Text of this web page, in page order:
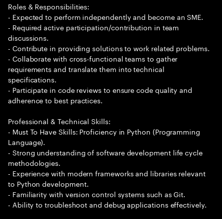
Roles & Responsibilities:
- Expected to perform independently and become an SME.
- Required active participation/contribution in team
discussions.
- Contribute in providing solutions to work related problems.
- Collaborate with cross-functional teams to gather
requirements and translate them into technical
specifications.
- Participate in code reviews to ensure code quality and
adherence to best practices.
Professional & Technical Skills:
- Must To Have Skills: Proficiency in Python (Programming
Language).
- Strong understanding of software development life cycle
methodologies.
- Experience with modern frameworks and libraries relevant
to Python development.
- Familiarity with version control systems such as Git.
- Ability to troubleshoot and debug applications effectively.